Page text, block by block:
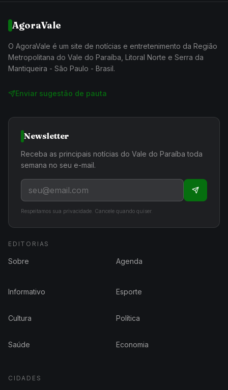
AgoraVale
O AgoraVale é um site de notícias e entretenimento da Região
Metropolitana do Vale do Paraíba, Litoral Norte e Serra da
Mantiqueira - São Paulo - Brasil.
Enviar sugestão de pauta
Newsletter
Receba as principais notícias do Vale do Paraíba toda
semana no seu e-mail.
Respeitamos sua privacidade. Cancele quando quiser.
EDITORIAS
Sobre Agenda
Informativo Esporte
Cultura Política
Saúde Economia
CIDADES